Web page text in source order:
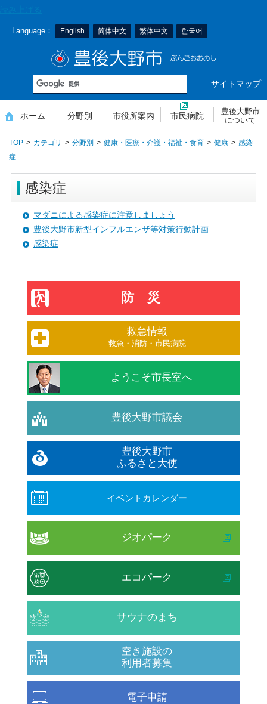
Language： English 简体中文 繁体中文 한국어
サイトマップ
ホーム 分野別 市役所案内 市民病院
豊後大野市
について
TOP カテゴリ 分野別 健康・医療・介護・福祉・食育 健康
感染
症
感染症
マダニによる感染症に注意しましょう
豊後大野市新型インフルエンザ等対策行動計画
感染症
防災
救急情報
救急・消防・市民病院
ようこそ市長室へ
豊後大野市議会
豊後大野市
ふるさと大使
イベントカレンダー
ジオパーク
エコパーク
サウナのまち
空き施設の
利用者募集
電子申請